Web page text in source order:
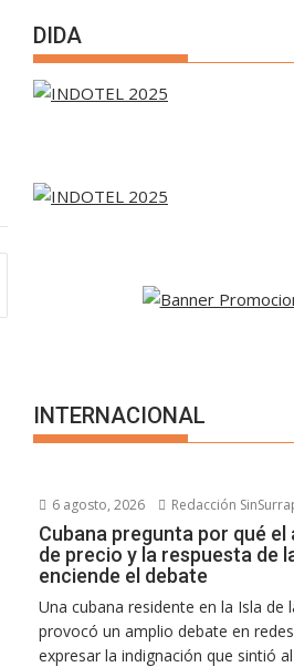
DIDA
INTERNACIONAL
6 agosto, 2026 Redacción
Cubana pregunta por qué el
de precio y la respuesta de
enciende el debate
Una cubana residente en la Isla de
provocó un amplio debate en
expresar la indignación que sintió